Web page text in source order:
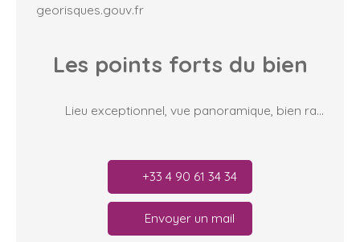
georisques.gouv.fr
Les points forts du bien
Lieu exceptionnel, vue panoramique, bien rare
+33 4 90 61 34 34
Envoyer un mail